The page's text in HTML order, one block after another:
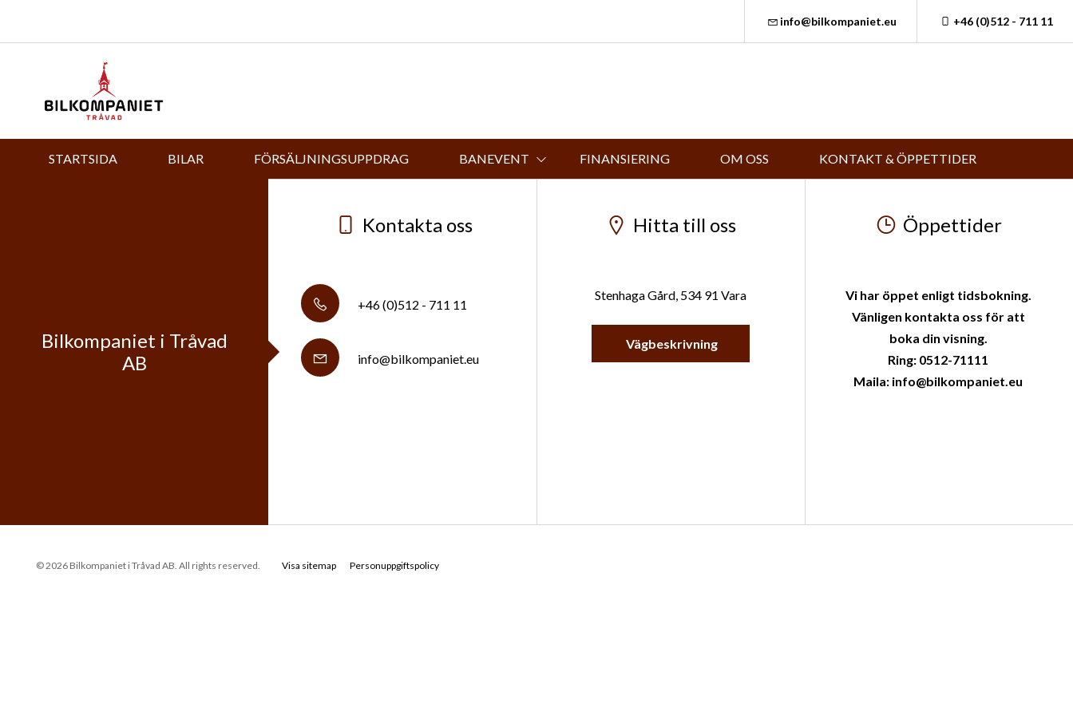
info@bilkompaniet.eu +46 (0)512 - 711 11
STARTSIDA BILAR FÖRSÄLJNINGSUPPDRAG BANEVENT FINANSIERING OM OSS KONTAKT & ÖPPETTIDER
Bilkompaniet i Tråvad
AB
Kontakta oss
+46 (0)512 - 711 11
info@bilkompaniet.eu
Hitta till oss
Stenhaga Gård, 534 91 Vara
Vägbeskrivning
Öppettider
Vi har öppet enligt tidsbokning.
Vänligen kontakta oss för att
boka din visning.
Ring: 0512-71111
Maila: info@bilkompaniet.eu
© 2026 Bilkompaniet i Tråvad AB. All rights reserved. Visa sitemap Personuppgiftspolicy